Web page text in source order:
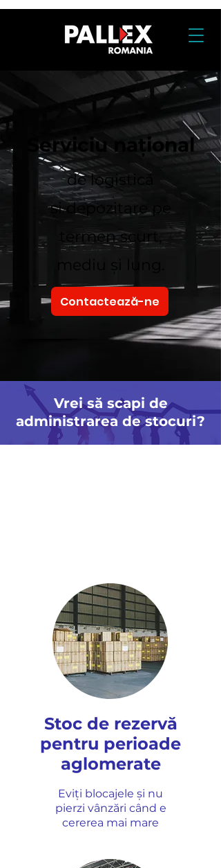
Serviciu național
de logistică
șidepozitare pe
termen scurt,
Contactează-ne
Vrei să scapi de
administrarea de stocuri?
Stoc de rezervă
pentru perioade
aglomerate
Eviți blocajele și nu
pierzi vânzări când e
cererea mai mare